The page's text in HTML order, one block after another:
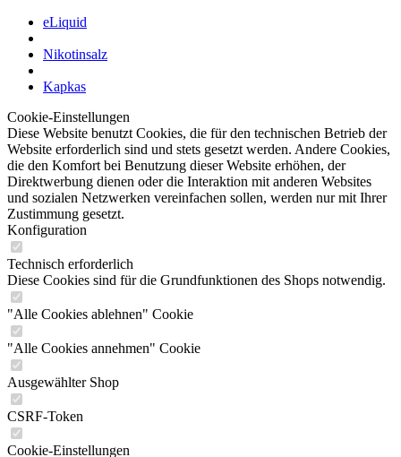
eLiquid
Nikotinsalz
Kapkas
Cookie-Einstellungen
Diese Website benutzt Cookies, die für den technischen Betrieb der
Website erforderlich sind und stets gesetzt werden. Andere Cookies,
die den Komfort bei Benutzung dieser Website erhöhen, der
Direktwerbung dienen oder die Interaktion mit anderen Websites
und sozialen Netzwerken vereinfachen sollen, werden nur mit Ihrer
Zustimmung gesetzt.
Konfiguration
Technisch erforderlich
Diese Cookies sind für die Grundfunktionen des Shops notwendig.
"Alle Cookies ablehnen" Cookie
"Alle Cookies annehmen" Cookie
Ausgewählter Shop
CSRF-Token
Cookie-Einstellungen